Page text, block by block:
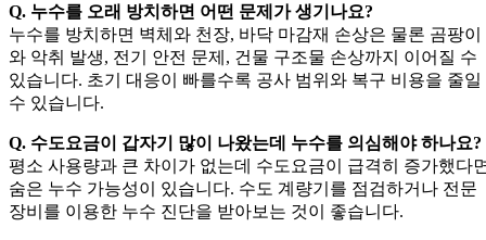
Q. 누수를 오래 방치하면 어떤 문제가 생기나요?
누수를 방치하면 벽체와 천장, 바닥 마감재 손상은 물론 곰팡이
와 악취 발생, 전기 안전 문제, 건물 구조물 손상까지 이어질 수
있습니다. 초기 대응이 빠를수록 공사 범위와 복구 비용을 줄일
수 있습니다.
Q. 수도요금이 갑자기 많이 나왔는데 누수를 의심해야 하나요?
평소 사용량과 큰 차이가 없는데 수도요금이 급격히 증가했다
숨은 누수 가능성이 있습니다. 수도 계량기를 점검하거나 전문
장비를 이용한 누수 진단을 받아보는 것이 좋습니다.